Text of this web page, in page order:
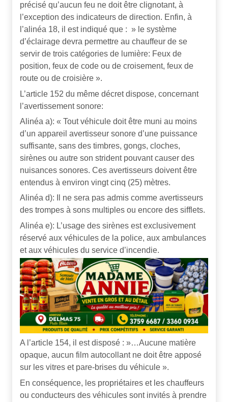
précisé qu’aucun feu ne doit être clignotant, à
l’exception des indicateurs de direction. Enfin, à
l’alinéa 18, il est indiqué que : » le système
d’éclairage devra permettre au chauffeur de se
servir de trois catégories de lumière: Feux de
position, feux de code ou de croisement, feux de
route ou de croisière ».
L’article 152 du même décret dispose, concernant
l’avertissement sonore:
Alinéa a): « Tout véhicule doit être muni au moins
d’un appareil avertisseur sonore d’une puissance
suffisante, sans des timbres, gongs, cloches,
sirènes ou autre son strident pouvant causer des
nuisances sonores. Ces avertisseurs doivent être
entendus à environ vingt cinq (25) mètres.
Alinéa d): Il ne sera pas admis comme avertisseurs
des trompes à sons multiples ou encore des sifflets.
Alinéa e): L’usage des sirènes est exclusivement
réservé aux véhicules de la police, aux ambulances
et aux véhicules du service d’incendie.
A l’article 154, il est disposé : »…Aucune matière
opaque, aucun film autocollant ne doit être apposé
sur les vitres et pare-brises du véhicule ».
En conséquence, les propriétaires et les chauffeurs
ou conducteurs des véhicules sont invités à prendre